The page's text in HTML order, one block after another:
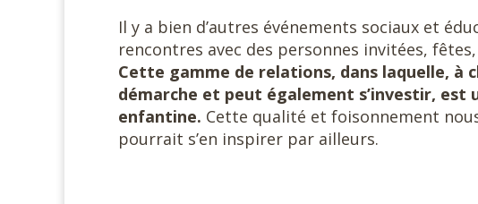
Il y a bien d’autres événements sociaux et
rencontres avec des personnes invitées,
Cette gamme de relations, dans laquelle, à
démarche et peut également s’investir,
enfantine. Cette qualité et foisonnement
pourrait s’en inspirer par ailleurs.